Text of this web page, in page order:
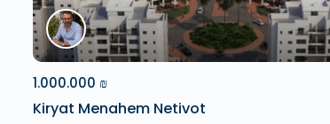
1.000.000 ₪
Kiryat Menahem Netivot